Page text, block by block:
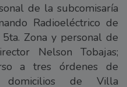
de la subcomisaría
Radioeléctrico de
Zona y personal de
Nelson Tobajas;
a tres órdenes de
domicilios de Villa